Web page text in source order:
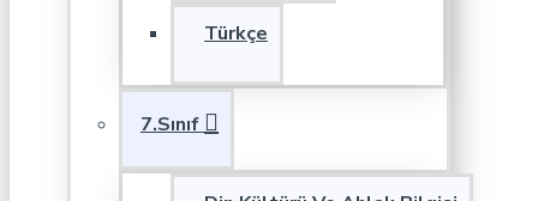
Türkçe
7.Sınıf